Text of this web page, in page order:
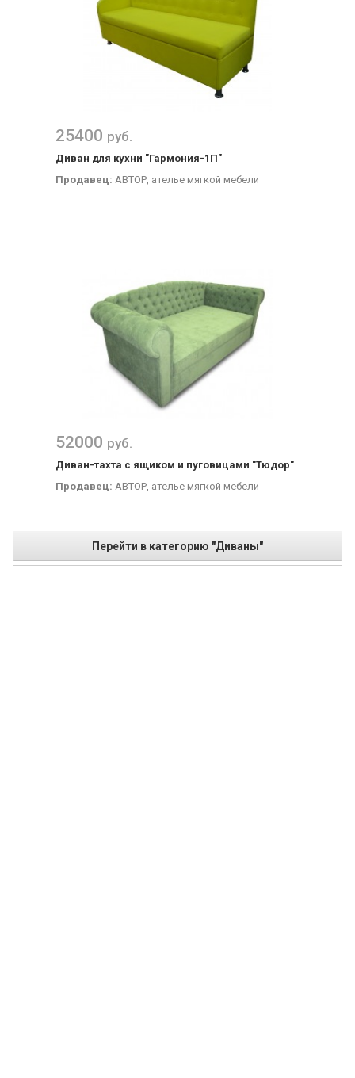
25400 руб.
Диван для кухни "Гармония-1П"
Продавец: АВТОР, ателье мягкой мебели
52000 руб.
Диван-тахта с ящиком и пуговицами "Тюдор"
Продавец: АВТОР, ателье мягкой мебели
Перейти в категорию "Диваны"